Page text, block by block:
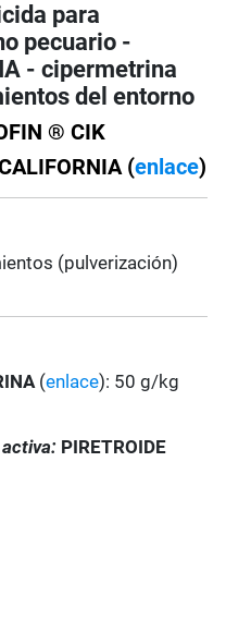
para
pecuario -
- cipermetrina
del entorno
® CIK
(enlace)
(pulverización)
(enlace): 50 g/kg
PIRETROIDE